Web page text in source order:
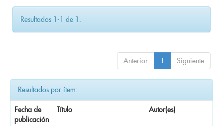
Resultados 1-1 de 1.
Anterior 1 Siguiente
Resultados por ítem:
Fecha de
publicación
Título Autor(es)